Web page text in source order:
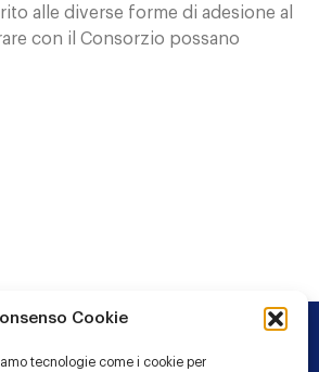
Cookie
tecnologie come i cookie per
alle diverse forme di adesione al
con il Consorzio possano